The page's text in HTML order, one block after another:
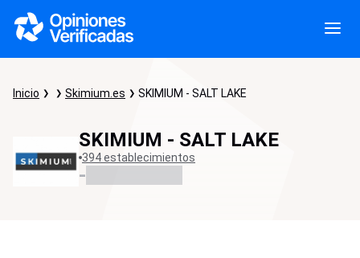
Inicio Skimium.es SKIMIUM - SALT LAKE
SKIMIUM - SALT LAKE
394 establecimientos
-